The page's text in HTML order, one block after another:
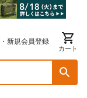
新規会員登録
カート